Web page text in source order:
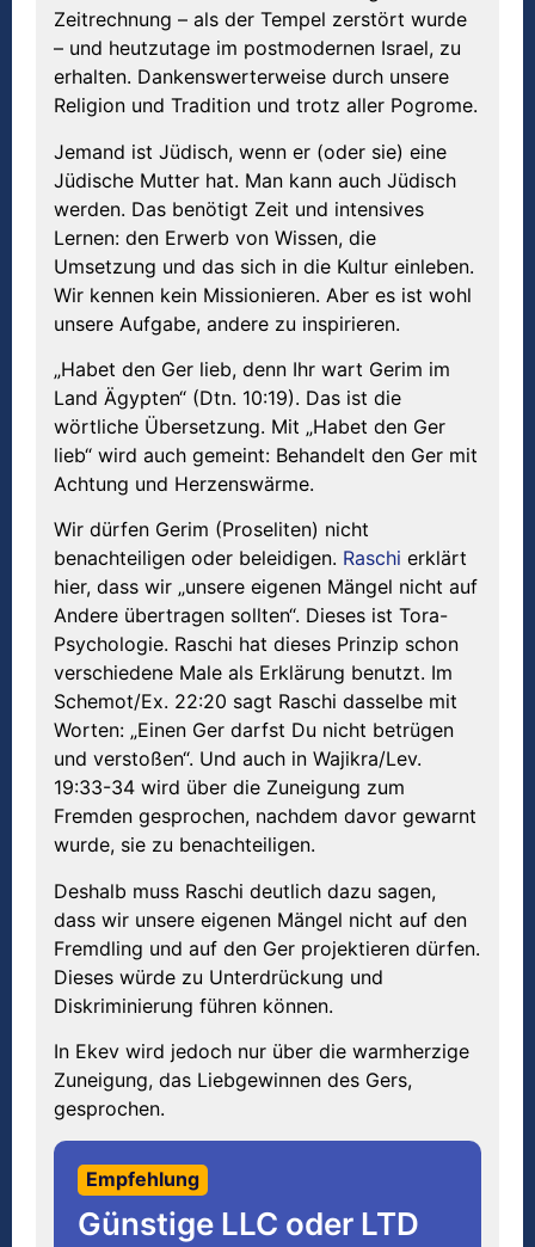
Zeitrechnung – als der Tempel zerstört wurde
– und heutzutage im postmodernen Israel, zu
erhalten. Dankenswerterweise durch unsere
Religion und Tradition und trotz aller Pogrome.
Jemand ist Jüdisch, wenn er (oder sie) eine
Jüdische Mutter hat. Man kann auch Jüdisch
werden. Das benötigt Zeit und intensives
Lernen: den Erwerb von Wissen, die
Umsetzung und das sich in die Kultur einleben.
Wir kennen kein Missionieren. Aber es ist wohl
unsere Aufgabe, andere zu inspirieren.
„Habet den Ger lieb, denn Ihr wart Gerim im
Land Ägypten“ (Dtn. 10:19). Das ist die
wörtliche Übersetzung. Mit „Habet den Ger
lieb“ wird auch gemeint: Behandelt den Ger mit
Achtung und Herzenswärme.
Wir dürfen Gerim (Proseliten) nicht
benachteiligen oder beleidigen. Raschi erklärt
hier, dass wir „unsere eigenen Mängel nicht auf
Andere übertragen sollten“. Dieses ist Tora-
Psychologie. Raschi hat dieses Prinzip schon
verschiedene Male als Erklärung benutzt. Im
Schemot/Ex. 22:20 sagt Raschi dasselbe mit
Worten: „Einen Ger darfst Du nicht betrügen
und verstoßen“. Und auch in Wajikra/Lev.
19:33-34 wird über die Zuneigung zum
Fremden gesprochen, nachdem davor gewarnt
wurde, sie zu benachteiligen.
Deshalb muss Raschi deutlich dazu sagen,
dass wir unsere eigenen Mängel nicht auf den
Fremdling und auf den Ger projektieren dürfen.
Dieses würde zu Unterdrückung und
Diskriminierung führen können.
In Ekev wird jedoch nur über die warmherzige
Zuneigung, das Liebgewinnen des Gers,
gesprochen.
Empfehlung
Günstige LLC oder LTD